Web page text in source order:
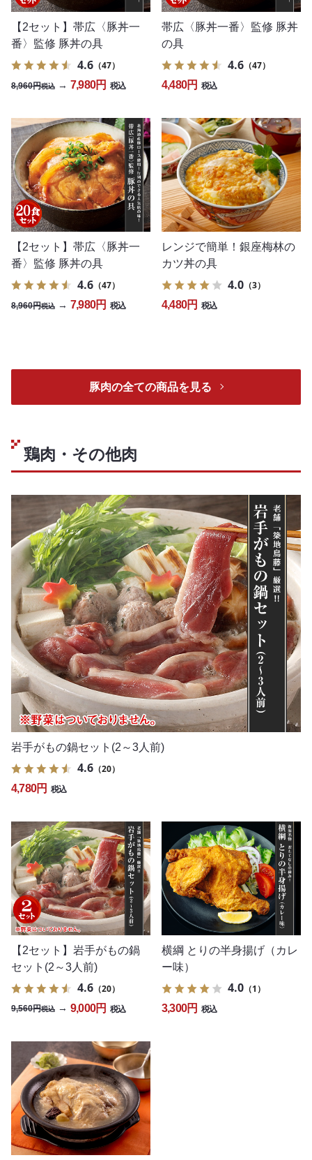
【2セット】帯広〈豚丼一
番〉監修 豚丼の具
4.6 （47）
8,960円税込 → 7,980円 税込
帯広〈豚丼一番〉監修 豚丼
の具
4.6 （47）
4,480円 税込
【2セット】帯広〈豚丼一
番〉監修 豚丼の具
4.6 （47）
8,960円税込 → 7,980円 税込
レンジで簡単！銀座梅林の
カツ丼の具
4.0 （3）
4,480円 税込
豚肉の全ての商品を見る
鶏肉・その他肉
岩手がもの鍋セット(2～3人前)
4.6 （20）
4,780円 税込
【2セット】岩手がもの鍋
セット(2～3人前)
4.6 （20）
9,560円税込 → 9,000円 税込
横綱 とりの半身揚げ（カレ
ー味）
4.0 （1）
3,300円 税込